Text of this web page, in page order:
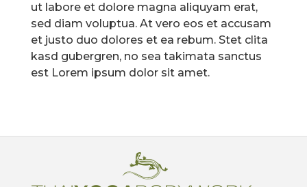
ut labore et dolore magna aliquyam erat,
sed diam voluptua. At vero eos et accusam
et justo duo dolores et ea rebum. Stet clita
kasd gubergren, no sea takimata sanctus
est Lorem ipsum dolor sit amet.